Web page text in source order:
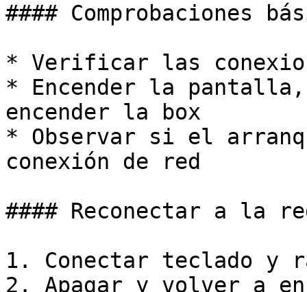
#### Comprobaciones
* Verificar las
* Encender la
encender la box
* Observar si el
conexión de red
#### Reconectar a la
1. Conectar teclado y
2. Apagar y volver a